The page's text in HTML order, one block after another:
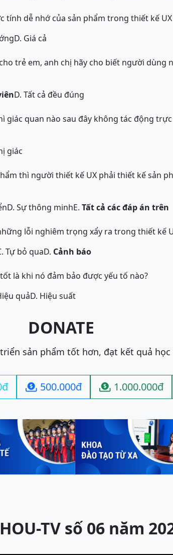
tính dễ nhớ của sản phẩm trong thiết kế UX
D. Giá cả
trẻ em, anh chị hãy cho biết người dùng
D. Tất cả đều đúng
giác quan nào sau đây không tác động
giác
thì người thiết kế UX phải thiết kế sản
D. Sự thông minhE. Tất cả các đáp án trên
lỗi nghiêm trọng xẩy ra trong thiết kế
Tự bỏ quaD. Cảnh báo
là khi nó đảm bảo được yếu tố nào?
quảD. Hiệu suất
DONATE
sản phẩm tốt hơn, đạt kết quả học
 500.000đ  1.000.000đ
TV số 06 năm